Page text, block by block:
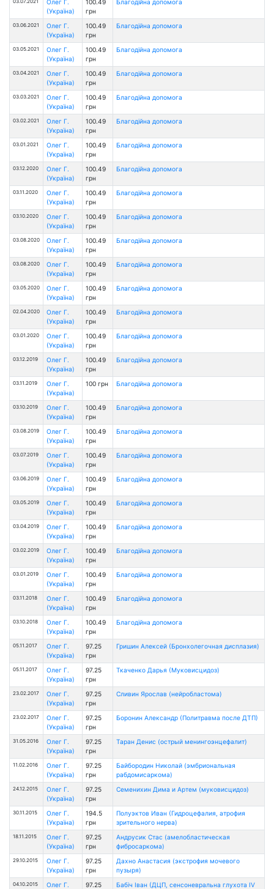
Олег Г.
(Україна)
100.49
грн
Благодійна допомога
03.06.2021
Олег Г.
(Україна)
100.49
грн
Благодійна допомога
03.05.2021
Олег Г.
(Україна)
100.49
грн
Благодійна допомога
03.04.2021
Олег Г.
(Україна)
100.49
грн
Благодійна допомога
03.03.2021
Олег Г.
(Україна)
100.49
грн
Благодійна допомога
03.02.2021
Олег Г.
(Україна)
100.49
грн
Благодійна допомога
03.01.2021
Олег Г.
(Україна)
100.49
грн
Благодійна допомога
03.12.2020
Олег Г.
(Україна)
100.49
грн
Благодійна допомога
03.11.2020
Олег Г.
(Україна)
100.49
грн
Благодійна допомога
03.10.2020
Олег Г.
(Україна)
100.49
грн
Благодійна допомога
03.08.2020
Олег Г.
(Україна)
100.49
грн
Благодійна допомога
03.08.2020
Олег Г.
(Україна)
100.49
грн
Благодійна допомога
03.05.2020
Олег Г.
(Україна)
100.49
грн
Благодійна допомога
02.04.2020
Олег Г.
(Україна)
100.49
грн
Благодійна допомога
03.01.2020
Олег Г.
(Україна)
100.49
грн
Благодійна допомога
03.12.2019
Олег Г.
(Україна)
100.49
грн
Благодійна допомога
03.11.2019
Олег Г.
(Україна)
100 грн Благодійна допомога
03.10.2019
Олег Г.
(Україна)
100.49
грн
Благодійна допомога
03.08.2019
Олег Г.
(Україна)
100.49
грн
Благодійна допомога
03.07.2019
Олег Г.
(Україна)
100.49
грн
Благодійна допомога
03.06.2019
Олег Г.
(Україна)
100.49
грн
Благодійна допомога
03.05.2019
Олег Г.
(Україна)
100.49
грн
Благодійна допомога
03.04.2019
Олег Г.
(Україна)
100.49
грн
Благодійна допомога
03.02.2019
Олег Г.
(Україна)
100.49
грн
Благодійна допомога
03.01.2019
Олег Г.
(Україна)
100.49
грн
Благодійна допомога
03.11.2018
Олег Г.
(Україна)
100.49
грн
Благодійна допомога
03.10.2018
Олег Г.
(Україна)
100.49
грн
Благодійна допомога
05.11.2017
Олег Г.
(Україна)
97.25
грн
Гришин Алексей (Бронхолегочная дисплазия)
05.11.2017
Олег Г.
(Україна)
97.25
грн
Ткаченко Дарья (Муковисцидоз)
23.02.2017
Олег Г.
(Україна)
97.25
грн
Сливин Ярослав (нейробластома)
23.02.2017
Олег Г.
(Україна)
97.25
грн
Боронин Александр (Политравма после ДТП)
31.05.2016
Олег Г.
(Україна)
97.25
грн
Таран Денис (острый менингоэнцефалит)
11.02.2016
Олег Г.
(Україна)
97.25
грн
Байбородин Николай (эмбриональная
рабдомисаркома)
24.12.2015
Олег Г.
(Україна)
97.25
грн
Семенихин Дима и Артем (муковисцидоз)
30.11.2015
Олег Г.
(Україна)
194.5
грн
Полуэктов Иван (Гидроцефалия, атрофия
зрительного нерва)
18.11.2015
Олег Г.
(Україна)
97.25
грн
Андрусик Стас (амелобластическая
фибросаркома)
29.10.2015
Олег Г.
(Україна)
97.25
грн
Дахно Анастасия (экстрофия мочевого
пузыря)
04.10.2015
Олег Г.
97.25
Бабіч Іван (ДЦП, сенсоневральна глухота IV